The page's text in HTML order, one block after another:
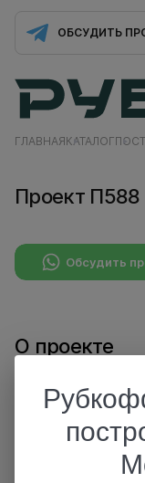
ОБСУДИТЬ
ГЛАВНАЯКАТАЛОГ
Проект П588
Обсудить
О проекте
Похожие